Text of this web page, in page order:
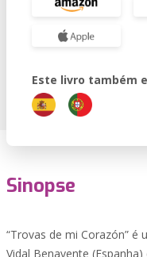
Este livro também
Sinopse
“Trovas de mi Corazón”
Vidal Benavente